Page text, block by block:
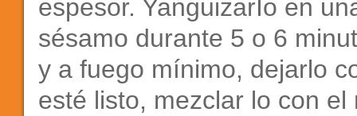
espesor. YanguizarIo en
sésamo durante 5 o 6
y a fuego mínimo, dejarlo
esté listo, mezclar lo con